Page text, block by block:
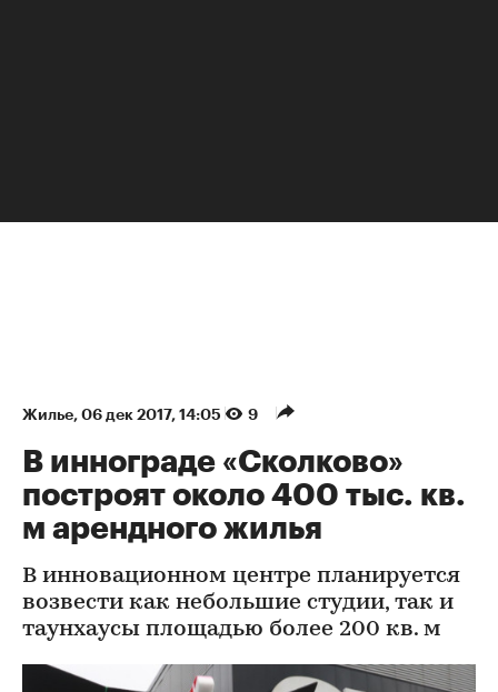
Жилье⁠, 06 дек 2017, 14:05 9
В иннограде «Сколково»
построят около 400 тыс. кв.
м арендного жилья
В инновационном центре планируется
возвести как небольшие студии, так и
таунхаусы площадью более 200 кв. м